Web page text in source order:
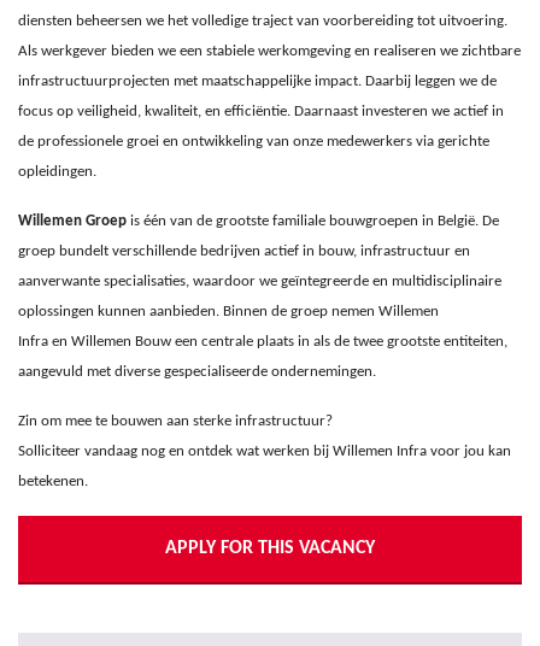
diensten beheersen we het volledige traject van voorbereiding tot uitvoering.
Als werkgever bieden we een stabiele werkomgeving en realiseren we zichtbare
infrastructuurprojecten met maatschappelijke impact. Daarbij leggen we de
focus op veiligheid, kwaliteit, en efficiëntie. Daarnaast investeren we actief in
de professionele groei en ontwikkeling van onze medewerkers via gerichte
opleidingen.
Willemen Groep is één van de grootste familiale bouwgroepen in België. De
groep bundelt verschillende bedrijven actief in bouw, infrastructuur en
aanverwante specialisaties, waardoor we geïntegreerde en multidisciplinaire
oplossingen kunnen aanbieden. Binnen de groep nemen Willemen
Infra en Willemen Bouw een centrale plaats in als de twee grootste entiteiten,
aangevuld met diverse gespecialiseerde ondernemingen.
Zin om mee te bouwen aan sterke infrastructuur?
Solliciteer vandaag nog en ontdek wat werken bij Willemen Infra voor jou kan
betekenen.
APPLY FOR THIS VACANCY